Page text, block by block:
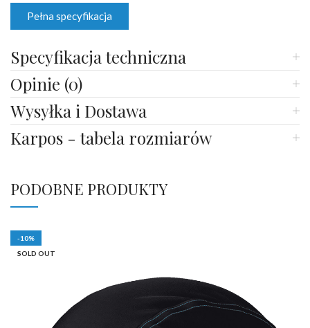
Pełna specyfikacja
Specyfikacja techniczna
Opinie (0)
Wysyłka i Dostawa
Karpos - tabela rozmiarów
PODOBNE PRODUKTY
-10%
SOLD OUT